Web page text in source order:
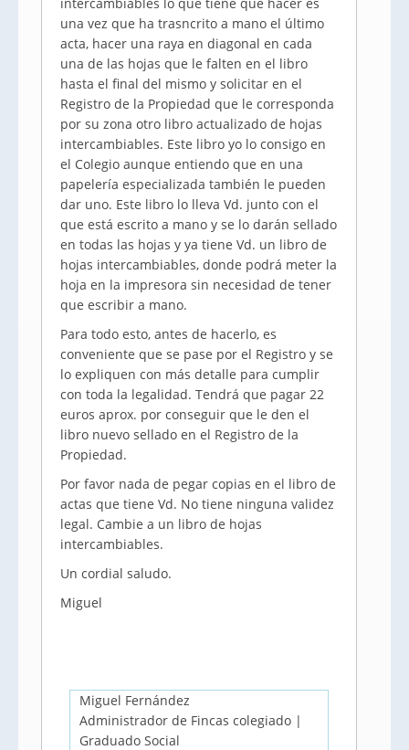
una vez que ha trasncrito a mano el último
acta, hacer una raya en diagonal en cada
una de las hojas que le falten en el libro
hasta el final del mismo y solicitar en el
Registro de la Propiedad que le corresponda
por su zona otro libro actualizado de hojas
intercambiables. Este libro yo lo consigo en
el Colegio aunque entiendo que en una
papelería especializada también le pueden
dar uno. Este libro lo lleva Vd. junto con el
que está escrito a mano y se lo darán sellado
en todas las hojas y ya tiene Vd. un libro de
hojas intercambiables, donde podrá meter la
hoja en la impresora sin necesidad de tener
que escribir a mano.
Para todo esto, antes de hacerlo, es
conveniente que se pase por el Registro y se
lo expliquen con más detalle para cumplir
con toda la legalidad. Tendrá que pagar 22
euros aprox. por conseguir que le den el
libro nuevo sellado en el Registro de la
Propiedad.
Por favor nada de pegar copias en el libro de
actas que tiene Vd. No tiene ninguna validez
legal. Cambie a un libro de hojas
intercambiables.
Un cordial saludo.
Miguel
Miguel Fernández
Administrador de Fincas colegiado |
Graduado Social